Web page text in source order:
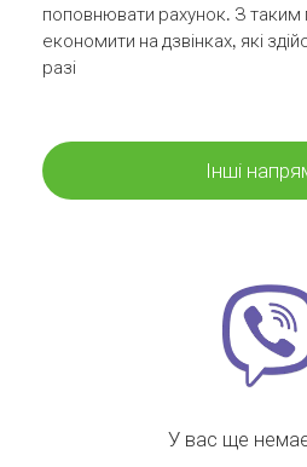
поповнювати рахунок. З
економити на дзвінках, які
разі
Інші
У вас ще